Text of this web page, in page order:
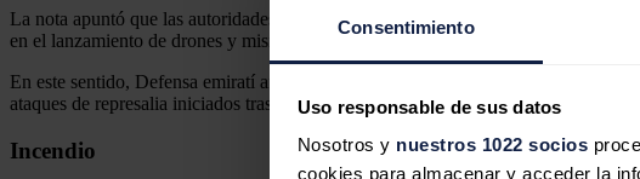
Consentimiento
Uso responsable de sus datos
Nosotros y nuestros 1022 socios
cookies para almacenar y acceder la
La nota apuntó que las autoridades están llevando a cabo investigaciones para
en el lanzamiento de drones y misiles contra los países del golfo Pérsico desde el
En este sentido, Defensa emiratí afirmó su disposición para "enfrentar con
ataques de represalia iniciados tras la guerra lanzada por Estados Unidos e Israel el
Incendio